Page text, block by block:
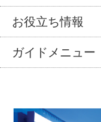
お役立ち情報
ガイドメニュー